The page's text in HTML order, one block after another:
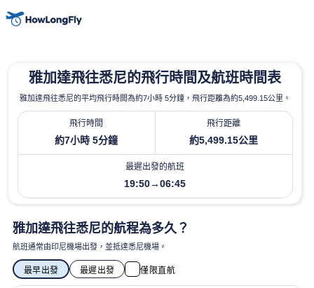
雅加達飛往悉尼的飛行時間及航班時間表
雅加達飛往悉尼的平均飛行時間為約7小時 5分鐘，飛行距離為約5,499.15公里。
飛行時間
約7小時 5分鐘
飛行距離
約5,499.15公里
最遲出發的航班
19:50→06:45
雅加達飛往悉尼的航程為多久？
航班通常由印尼機場出發，並抵達悉尼機場。
最早出發 最遲出發 僅限直航